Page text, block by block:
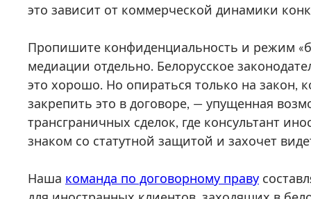
это зависит от коммерческой динамики
Пропишите конфиденциальность и режим
медиации отдельно. Белорусское
это хорошо. Но опираться только на закон,
закрепить это в договоре, — упущенная
трансграничных сделок, где консультант
знаком со статутной защитой и захочет
Наша команда по договорному праву